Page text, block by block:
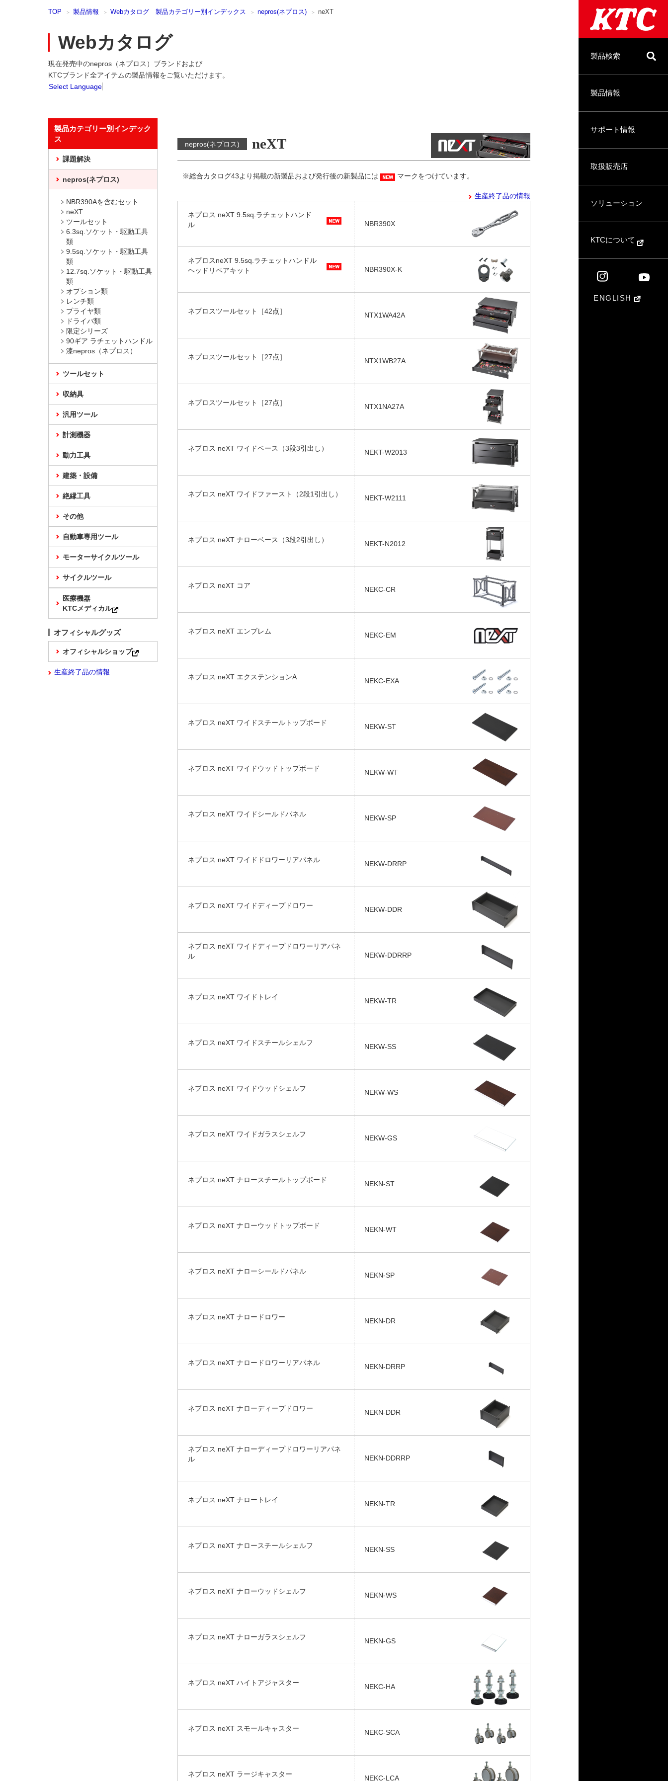
製品検索
製品情報
サポート情報
取扱販売店
ソリューション
KTCについて
ENGLISH
TOP 製品情報 Webカタログ 製品カテゴリー別インデックス nepros(ネプロス) neXT
Webカタログ
現在発売中のnepros（ネプロス）ブランドおよび
KTCブランド全アイテムの製品情報をご覧いただけます。
Select Language
nepros(ネプロス) neXT
※総合カタログ43より掲載の新製品および発行後の新製品には マークをつけています。
生産終了品の情報
ネプロス neXT 9.5sq.ラチェットハンド
ル
NBR390X
ネプロスneXT 9.5sq.ラチェットハンドル
ヘッドリペアキット
NBR390X-K
ネプロスツールセット［42点］ NTX1WA42A
ネプロスツールセット［27点］ NTX1WB27A
ネプロスツールセット［27点］ NTX1NA27A
ネプロス neXT ワイドベース（3段3引出し） NEKT-W2013
ネプロス neXT ワイドファースト（2段1引出し） NEKT-W2111
ネプロス neXT ナローベース（3段2引出し） NEKT-N2012
ネプロス neXT コア NEKC-CR
ネプロス neXT エンブレム NEKC-EM
ネプロス neXT エクステンションA NEKC-EXA
ネプロス neXT ワイドスチールトップボード NEKW-ST
ネプロス neXT ワイドウッドトップボード NEKW-WT
ネプロス neXT ワイドシールドパネル NEKW-SP
ネプロス neXT ワイドドロワーリアパネル NEKW-DRRP
ネプロス neXT ワイドディープドロワー NEKW-DDR
ネプロス neXT ワイドディープドロワーリアパネ
ル
NEKW-DDRRP
ネプロス neXT ワイドトレイ NEKW-TR
ネプロス neXT ワイドスチールシェルフ NEKW-SS
ネプロス neXT ワイドウッドシェルフ NEKW-WS
ネプロス neXT ワイドガラスシェルフ NEKW-GS
ネプロス neXT ナロースチールトップボード NEKN-ST
ネプロス neXT ナローウッドトップボード NEKN-WT
ネプロス neXT ナローシールドパネル NEKN-SP
ネプロス neXT ナロードロワー NEKN-DR
ネプロス neXT ナロードロワーリアパネル NEKN-DRRP
ネプロス neXT ナローディープドロワー NEKN-DDR
ネプロス neXT ナローディープドロワーリアパネ
ル
NEKN-DDRRP
ネプロス neXT ナロートレイ NEKN-TR
ネプロス neXT ナロースチールシェルフ NEKN-SS
ネプロス neXT ナローウッドシェルフ NEKN-WS
ネプロス neXT ナローガラスシェルフ NEKN-GS
ネプロス neXT ハイトアジャスター NEKC-HA
ネプロス neXT スモールキャスター NEKC-SCA
ネプロス neXT ラージキャスター NEKC-LCA
製品カテゴリー別インデック
ス
課題解決
nepros(ネプロス)
NBR390Aを含むセット
neXT
ツールセット
6.3sq.ソケット・駆動工具
類
9.5sq.ソケット・駆動工具
類
12.7sq.ソケット・駆動工具
類
オプション類
レンチ類
プライヤ類
ドライバ類
限定シリーズ
90ギア ラチェットハンドル
漆nepros（ネプロス）
ツールセット
収納具
汎用ツール
計測機器
動力工具
建築・設備
絶縁工具
その他
自動車専用ツール
モーターサイクルツール
サイクルツール
医療機器
KTCメディカル
オフィシャルグッズ
オフィシャルショップ
生産終了品の情報